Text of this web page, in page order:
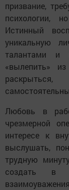
призвание,
психологии,
Истинный
уникальную
талантами и
«вылепить»
Любовь в
чрезмерной
интересе к
выслушать,
трудную
создать в